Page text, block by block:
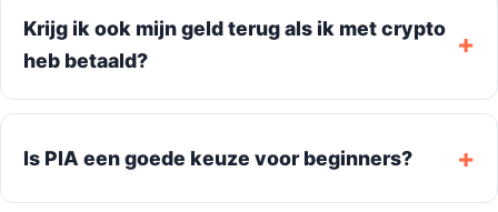
Krijg ik ook mijn geld terug als ik met crypto
heb betaald?
Is PIA een goede keuze voor beginners?